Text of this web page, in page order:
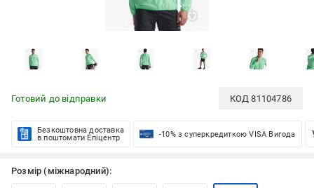
Готовий до відправки КОД81104786
Безкоштовна доставка
в поштомати Епіцентр
-10% з суперкредиткою VISA Вигода
Розмір (міжнародний):